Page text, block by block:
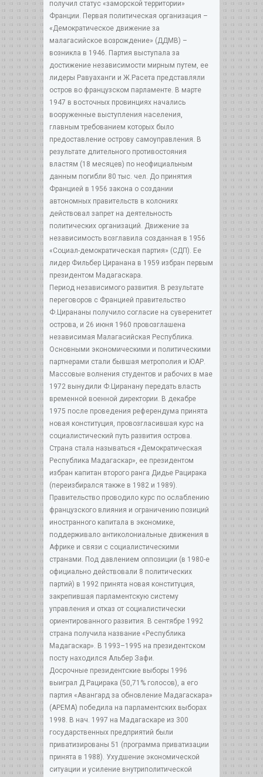
получил статус «заморской территории»
Франции. Первая политическая организация –
«Демократическое движение за
малагасийское возрождение» (ДДМВ) –
возникла в 1946. Партия выступала за
достижение независимости мирным путем, ее
лидеры Равуаханги и Ж.Расета представляли
остров во французском парламенте. В марте
1947 в восточных провинциях начались
вооруженные выступления населения,
главным требованием которых было
предоставление острову самоуправления. В
результате длительного противостояния
властям (18 месяцев) по неофициальным
данным погибли 80 тыс. чел. До принятия
Францией в 1956 закона о создании
автономных правительств в колониях
действовал запрет на деятельность
политических организаций. Движение за
независимость возглавила созданная в 1956
«Социал-демократическая партия» (СДП). Ее
лидер Фильбер Циранана в 1959 избран первым
президентом Мадагаскара.
Период независимого развития. В результате
переговоров с Францией правительство
Ф.Цирананы получило согласие на суверенитет
острова, и 26 июня 1960 провозглашена
независимая Малагасийская Республика.
Основными экономическими и политическими
партнерами стали бывшая метрополия и ЮАР.
Массовые волнения студентов и рабочих в мае
1972 вынудили Ф.Циранану передать власть
временной военной директории. В декабре
1975 после проведения референдума принята
новая конституция, провозгласившая курс на
социалистический путь развития острова.
Страна стала называться «Демократическая
Республика Мадагаскар», ее президентом
избран капитан второго ранга Дидье Рацирака
(переизбирался также в 1982 и 1989).
Правительство проводило курс по ослаблению
французского влияния и ограничению позиций
иностранного капитала в экономике,
поддерживало антиколониальные движения в
Африке и связи с социалистическими
странами. Под давлением оппозиции (в 1980-е
официально действовали 8 политических
партий) в 1992 принята новая конституция,
закрепившая парламентскую систему
управления и отказ от социалистически
ориентированного развития. В сентябре 1992
страна получила название «Республика
Мадагаскар». В 1993–1995 на президентском
посту находился Альбер Зафи.
Досрочные президентские выборы 1996
выиграл Д.Рацирака (50,71% голосов), а его
партия «Авангард за обновление Мадагаскара»
(АРЕМА) победила на парламентских выборах
1998. В нач. 1997 на Мадагаскаре из 300
государственных предприятий были
приватизированы 51 (программа приватизации
принята в 1988). Ухудшение экономической
ситуации и усиление внутриполитической